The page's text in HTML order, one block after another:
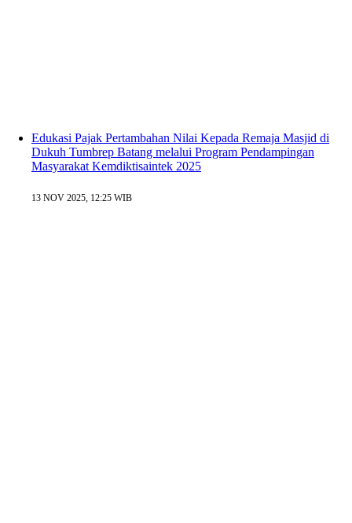
Edukasi Pajak Pertambahan Nilai Kepada Remaja Masjid di
Dukuh Tumbrep Batang melalui Program Pendampingan
Masyarakat Kemdiktisaintek 2025
13 NOV 2025, 12:25 WIB